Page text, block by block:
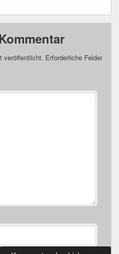
veröffentlicht. Erforderliche Felder